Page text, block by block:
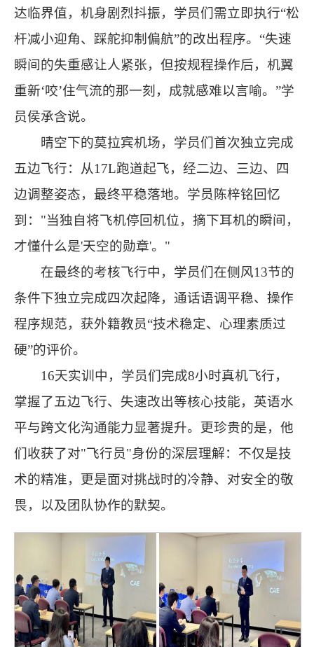
达临界值，机身剧烈抖振，学员们需立即执行“松
杆减小迎角、踩舵抑制偏航”的改出程序。“失速
瞬间的失重感让人紧张，但按规程操作后，机翼
重新‘咬’住气流的那一刻，成就感难以言喻。”学
员侯承含说。
晴空下的莫拉宾机场，学员们首次独立完成
五边飞行：从17L跑道起飞，经二边、三边、四
边调整姿态，最终平稳落地。学员陈梓铭回忆
到："当独自将飞机停回机位，摘下耳机的瞬间，
才懂什么是'天空的勋章'。"
在最终的考核飞行中，学员们在侧风13节的
条件下独立完成四次起降，通话语调平稳、操作
程序规范，获外籍教员“技术稳定、心理素质过
硬”的评价。
16天实训中，学员们完成8小时真机飞行，
掌握了五边飞行、失速改出等核心技能，英语水
平与跨文化沟通能力显著提升。更珍贵的是，他
们收获了对"飞行员"身份的深层理解：不仅是技
术的精准，更是面对挑战时的冷静、对安全的敬
畏，以及团队协作的默契。